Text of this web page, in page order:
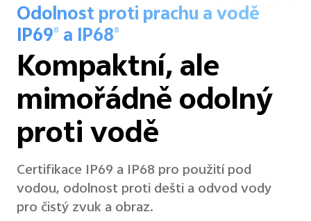
Odolnost proti prachu a vodě
IP698 a IP688
Kompaktní, ale
mimořádně odolný
proti vodě
Certifikace IP69 a IP68 pro použití pod
vodou, odolnost proti dešti a odvod vody
pro čistý zvuk a obraz.